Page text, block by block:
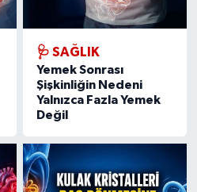
🩺 SAĞLIK
Yemek Sonrası
Şişkinliğin Nedeni
Yalnızca Fazla Yemek
Değil